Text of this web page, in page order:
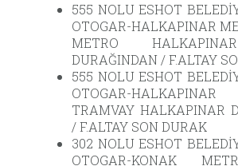
555 NOLU ESHOT
OTOGAR-HALKAPINAR
METRO
DURAĞINDAN / F.ALTAY
555 NOLU ESHOT
OTOGAR-
TRAMVAY HALKAPINAR
/ F.ALTAY SON DURAK
302 NOLU ESHOT
OTOGAR-KONAK